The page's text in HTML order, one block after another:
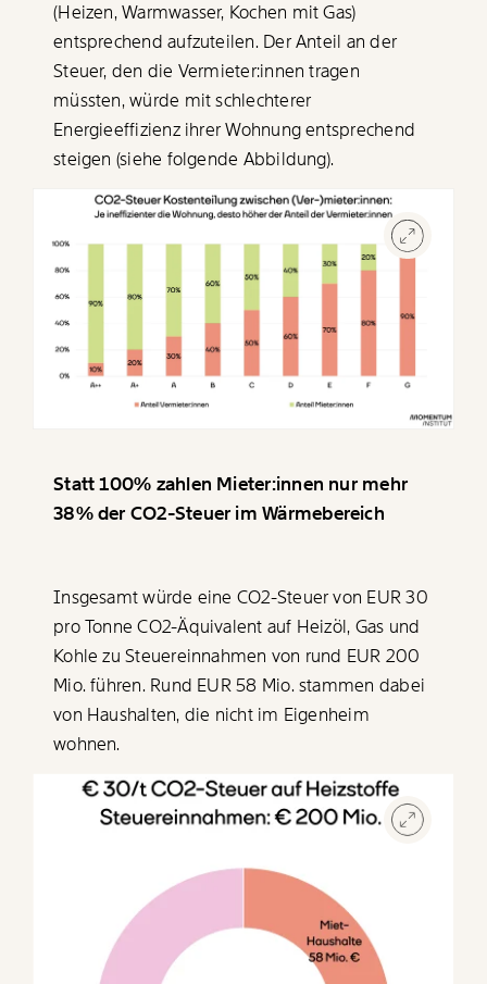
(Heizen, Warmwasser, Kochen mit Gas)
entsprechend aufzuteilen. Der Anteil an der
Steuer, den die Vermieter:innen tragen
müssten, würde mit schlechterer
Energieeffizienz ihrer Wohnung entsprechend
steigen (siehe folgende Abbildung).
Statt 100% zahlen Mieter:innen nur mehr
38% der CO2-Steuer im Wärmebereich
Insgesamt würde eine CO2-Steuervon EUR 30
pro Tonne CO2-Äquivalent auf Heizöl, Gas und
Kohle zu Steuereinnahmen von rund EUR 200
Mio. führen. Rund EUR 58 Mio. stammen dabei
von Haushalten, die nicht im Eigenheim
wohnen.